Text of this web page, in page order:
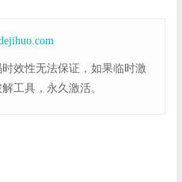
效性无法保证，如果临时激
工具，永久激活。